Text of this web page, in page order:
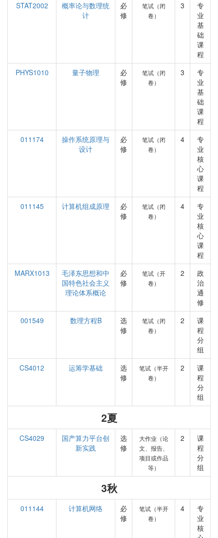
STAT2002
概率论与数理统
计
必
修
笔试（闭
卷）
3
专
业
基
础
课
程
PHYS1010
量子物理
必
修
笔试（闭
卷）
3
专
业
基
础
课
程
011174
操作系统原理与
设计
必
修
笔试（闭
卷）
4
专
业
核
心
课
程
011145
计算机组成原理
必
修
笔试（闭
卷）
4
专
业
核
心
课
程
MARX1013
毛泽东思想和中
国特色社会主义
理论体系概论
必
修
笔试（开
卷）
2
政
治
通
修
001549
数理方程B
选
修
笔试（闭
卷）
2
课
程
分
组
CS4012
运筹学基础
选
修
笔试（半开
卷）
2
课
程
分
组
2夏
CS4029
国产算力平台创
新实践
选
修
大作业（论
文、报告、
项目或作品
等）
2
课
程
分
组
3秋
011144 计算机网络
必
修
笔试（半开
卷）
4
专
业
核